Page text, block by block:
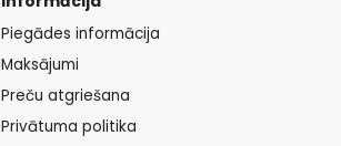
Piegādes informācija
Maksājumi
Preču atgriešana
Privātuma politika